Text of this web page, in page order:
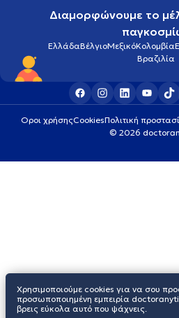
Διαμορφώνουμε το
ΕλλάδαΒέλγιοΜεξικόΚολομβία
Βραζιλία
Οροι χρήσηςCookiesΠολιτική
© 2026
Χρησιμοποιούμε cookies για να σου
προσωποποιημένη εμπειρία
βρεις εύκολα αυτό που ψάχνεις.